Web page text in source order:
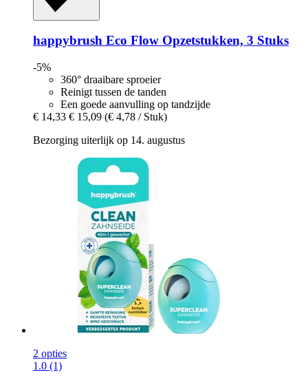
happybrush Eco Flow Opzetstukken, 3 Stuks
-5%
360° draaibare sproeier
Reinigt tussen de tanden
Een goede aanvulling op tandzijde
€ 14,33 € 15,09 (€ 4,78 / Stuk)
Bezorging uiterlijk op 14. augustus
2 opties
1.0 (1)